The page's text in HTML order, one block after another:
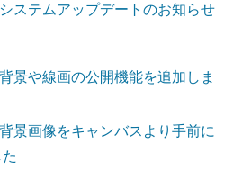
システムアップデートのお知らせ
背景や線画の公開機能を追加しま
背景画像をキャンバスより手前に